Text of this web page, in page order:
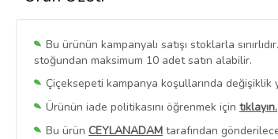
Bu ürünün kampanyalı satışı stoklarla
stoğundan maksimum 10 adet satın alabilir.
Çiçeksepeti kampanya koşullarında değişiklik
Ürünün iade politikasını öğrenmek için tıklayın.
Bu ürün CEYLANADAM tarafından